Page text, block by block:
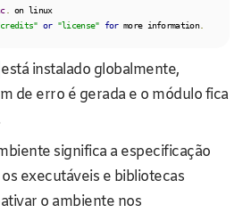
.
on linux
or "license" for more information.
está instalado globalmente,
de erro é gerada e o módulo fica
significa a especificação
executáveis e bibliotecas
o ambiente nos